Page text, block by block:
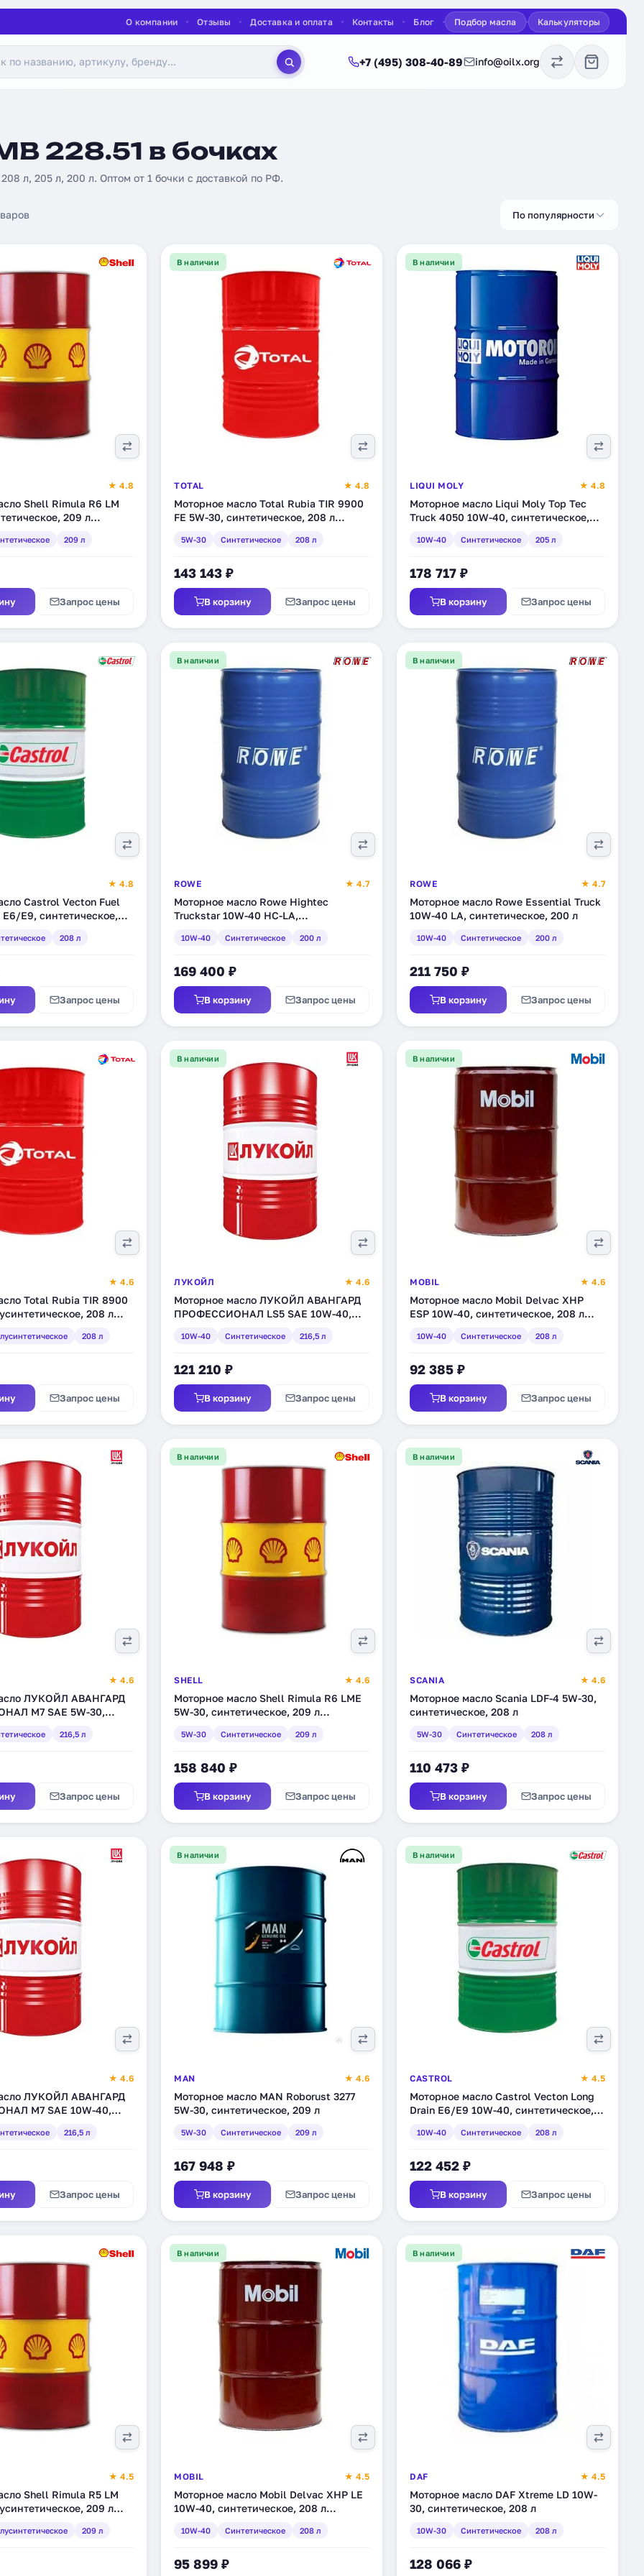
О компании Отзывы Доставка и оплата Контакты Блог Подбор масла Калькуляторы
+7 (495) 308-40-89 info@oilx.org
228.51 в бочках
л, 205 л, 200 л. Оптом от 1 бочки с доставкой по РФ.
По популярности
★ 4.8
Shell Rimula R6 LM
209 л
209 л
Запрос цены
В наличии
TOTAL ★ 4.8
Моторное масло Total Rubia TIR 9900
FE 5W-30, синтетическое, 208 л
5W-30 Синтетическое 208 л
143 143 ₽
В корзину Запрос цены
В наличии
LIQUI MOLY ★ 4.8
Моторное масло Liqui Moly Top Tec
Truck 4050 10W-40, синтетическое,
10W-40 Синтетическое 205 л
178 717 ₽
В корзину Запрос цены
★ 4.8
Castrol Vecton Fuel
E9, синтетическое,
208 л
Запрос цены
В наличии
ROWE ★ 4.7
Моторное масло Rowe Hightec
Truckstar 10W-40 HC-LA,
10W-40 Синтетическое 200 л
169 400 ₽
В корзину Запрос цены
В наличии
ROWE ★ 4.7
Моторное масло Rowe Essential Truck
10W-40 LA, синтетическое, 200 л
10W-40 Синтетическое 200 л
211 750 ₽
В корзину Запрос цены
★ 4.6
Total Rubia TIR 8900
208 л
208 л
Запрос цены
В наличии
ЛУКОЙЛ ★ 4.6
Моторное масло ЛУКОЙЛ АВАНГАРД
ПРОФЕССИОНАЛ LS5 SAE 10W-40,
10W-40 Синтетическое 216,5 л
121 210 ₽
В корзину Запрос цены
В наличии
MOBIL ★ 4.6
Моторное масло Mobil Delvac XHP
ESP 10W-40, синтетическое, 208 л
10W-40 Синтетическое 208 л
92 385 ₽
В корзину Запрос цены
★ 4.6
ЛУКОЙЛ АВАНГАРД
М7 SAE 5W-30,
216,5 л
Запрос цены
В наличии
SHELL ★ 4.6
Моторное масло Shell Rimula R6 LME
5W-30, синтетическое, 209 л
5W-30 Синтетическое 209 л
158 840 ₽
В корзину Запрос цены
В наличии
SCANIA ★ 4.6
Моторное масло Scania LDF-4 5W-30,
синтетическое, 208 л
5W-30 Синтетическое 208 л
110 473 ₽
В корзину Запрос цены
★ 4.6
ЛУКОЙЛ АВАНГАРД
М7 SAE 10W-40,
216,5 л
Запрос цены
В наличии
MAN ★ 4.6
Моторное масло MAN Roborust 3277
5W-30, синтетическое, 209 л
5W-30 Синтетическое 209 л
167 948 ₽
В корзину Запрос цены
В наличии
CASTROL ★ 4.5
Моторное масло Castrol Vecton Long
Drain E6/E9 10W-40, синтетическое,
10W-40 Синтетическое 208 л
122 452 ₽
В корзину Запрос цены
★ 4.5
Shell Rimula R5 LM
209 л
209 л
В наличии
MOBIL ★ 4.5
Моторное масло Mobil Delvac XHP LE
10W-40, синтетическое, 208 л
10W-40 Синтетическое 208 л
95 899 ₽
В наличии
DAF ★ 4.5
Моторное масло DAF Xtreme LD 10W-
30, синтетическое, 208 л
10W-30 Синтетическое 208 л
128 066 ₽